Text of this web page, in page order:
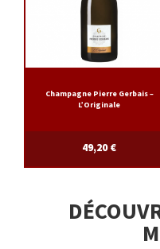
Champagne Pierre Gerbais –
L’Originale
49,20€